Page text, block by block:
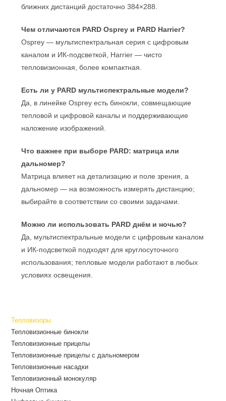
ближних дистанций достаточно 384×288.
Чем отличаются PARD Osprey и PARD Harrier?
Osprey — мультиспектральная серия с цифровым
каналом и ИК‑подсветкой, Harrier — чисто
тепловизионная, более компактная.
Есть ли у PARD мультиспектральные модели?
Да, в линейке Osprey есть бинокли, совмещающие
тепловой и цифровой каналы и поддерживающие
наложение изображений.
Что важнее при выборе PARD: матрица или
дальномер?
Матрица влияет на детализацию и поле зрения, а
дальномер — на возможность измерять дистанцию;
выбирайте в соответствии со своими задачами.
Можно ли использовать PARD днём и ночью?
Да, мультиспектральные модели с цифровым каналом
и ИК‑подсветкой подходят для круглосуточного
использования; тепловые модели работают в любых
условиях освещения.
Тепловизоры
Тепловизионные бинокли
Тепловизионные прицелы
Тепловизионные прицелы с дальномером
Тепловизионные насадки
Тепловизионный монокуляр
Ночная Оптика